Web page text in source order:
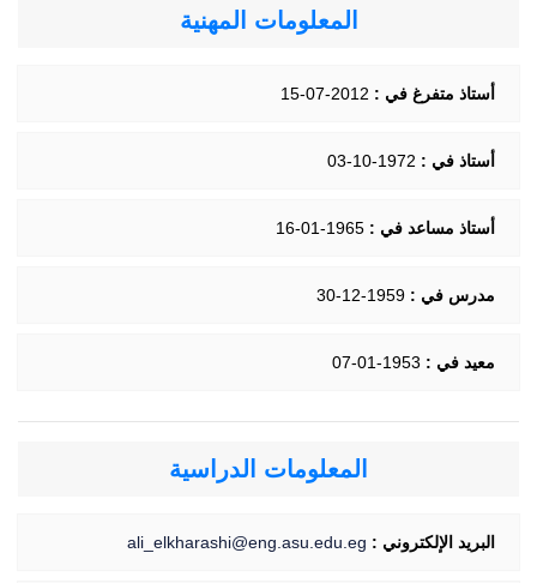
المعلومات المهنية
أستاذ متفرغ في : 2012-07-15
أستاذ في : 1972-10-03
أستاذ مساعد في : 1965-01-16
مدرس في : 1959-12-30
معيد في : 1953-01-07
المعلومات الدراسية
البريد الإلكتروني : ali_elkharashi@eng.asu.edu.eg